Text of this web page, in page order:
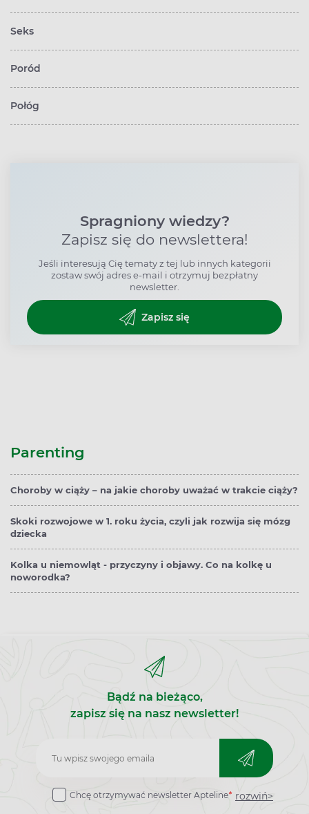
Seks
Poród
Połóg
Spragniony wiedzy?
Zapisz się do newslettera!
Jeśli interesują Cię tematy z tej lub innych kategorii
zostaw swój adres e-mail i otrzymuj bezpłatny
newsletter.
Zapisz się
Parenting
Choroby w ciąży – na jakie choroby uważać w trakcie ciąży?
Skoki rozwojowe w 1. roku życia, czyli jak rozwija się mózg
dziecka
Kolka u niemowląt - przyczyny i objawy. Co na kolkę u
noworodka?
Bądź na bieżąco,
zapisz się na nasz newsletter!
Zapisz
do
Chcę otrzymywać newsletter Apteline* rozwiń>